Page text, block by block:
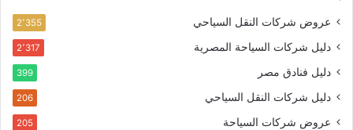
عروض شركات النقل السياحي 2٬355
دليل شركات السياحة المصرية 2٬317
دليل فنادق مصر 399
دليل شركات النقل السياحي 206
عروض شركات السياحة 205